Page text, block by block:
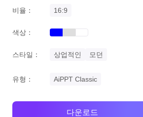
비율： 16:9
색상： bluegreywhite
스타일： 상업적인 모던
유형： AiPPT Classic
다운로드